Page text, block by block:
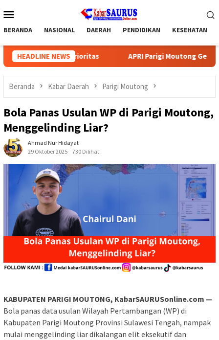
ke
Mobile
BERANDA NASIONAL DAERAH PENDIDIKAN KESEHATAN
HEADLINE NEWS
Prioritas APRI Parigi Moutong Gelar Muscab, Isram
Beranda Kabar Daerah Parigi Moutong
Bola Panas Usulan WP di Parigi Moutong,
Menggelinding Liar?
Ahmad Nur Hidayat
29 Oktober 2025
730 Dilihat
KABUPATEN PARIGI MOUTONG, KabarSAURUSonline.com —
Bola panas data usulan Wilayah Pertambangan (WP) di
Kabupaten Parigi Moutong Provinsi Sulawesi Tengah, nampak
mulai menggelinding liar dikalangan elit eksekutif dan